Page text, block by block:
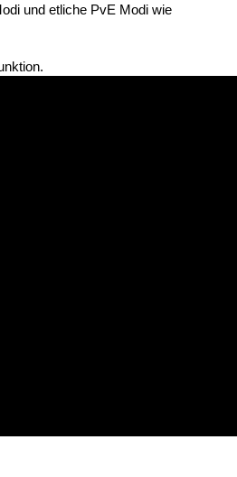
und etliche PvE Modi wie